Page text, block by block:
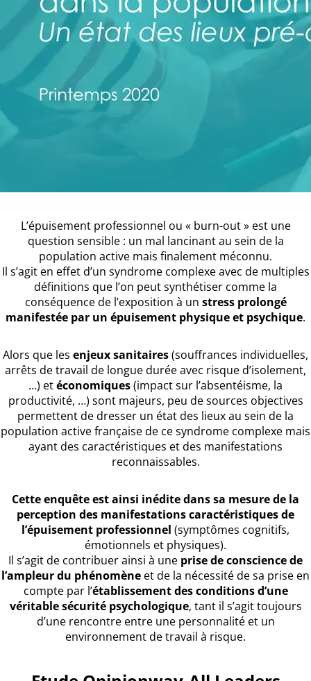
L’épuisement professionnel ou « burn-out » est une
question sensible : un mal lancinant au sein de la
population active mais finalement méconnu.
Il s’agit en effet d’un syndrome complexe avec de multiples
définitions que l’on peut synthétiser comme la
conséquence de l’exposition à un stress prolongé
manifestée par un épuisement physique et psychique.
Alors que les enjeux sanitaires(souffrances individuelles,
arrêts de travail de longue durée avec risque d’isolement,
…) etéconomiques(impact sur l’absentéisme, la
productivité, …) sont majeurs, peu de sources objectives
permettent de dresser un état des lieux au sein de la
population active française de ce syndrome complexe mais
ayant des caractéristiques et des manifestations
reconnaissables.
Cette enquête est ainsi inédite dans sa mesure de la
perception des manifestations caractéristiques de
l’épuisement professionnel (symptômes cognitifs,
émotionnels et physiques).
Il s’agit de contribuer ainsi à une prise de conscience de
l’ampleur du phénomène et de la nécessité de sa prise en
compte par l’établissement des conditions d’une
véritable sécurité psychologique, tant il s’agit toujours
d’une rencontre entre une personnalité et un
environnement de travail à risque.